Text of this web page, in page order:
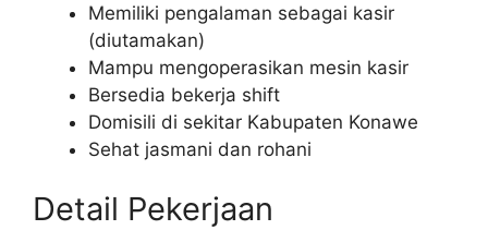
Memiliki pengalaman sebagai kasir
(diutamakan)
Mampu mengoperasikan mesin kasir
Bersedia bekerja shift
Domisili di sekitar Kabupaten Konawe
Sehat jasmani dan rohani
Detail Pekerjaan